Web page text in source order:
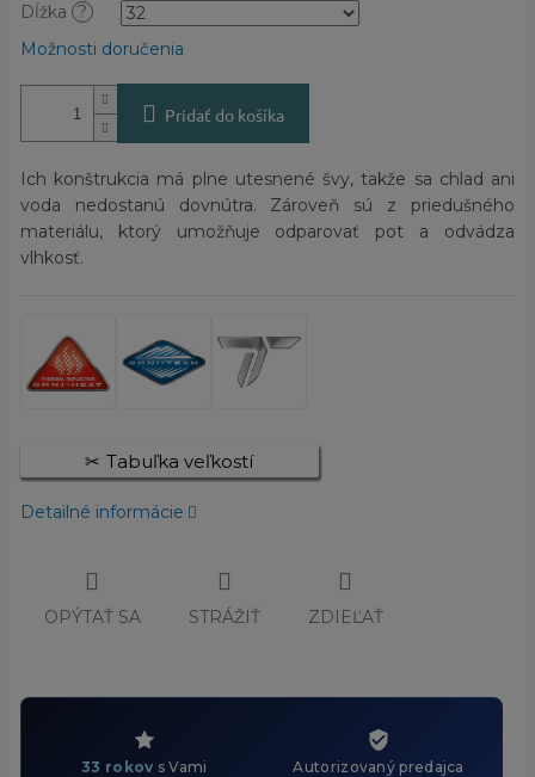
Dĺžka ?
Možnosti doručenia
Pridať do košíka
Ich konštrukcia má plne utesnené švy, takže sa chlad ani
voda nedostanú dovnútra. Zároveň sú z priedušného
materiálu, ktorý umožňuje odparovať pot a odvádza
vlhkosť.
Tabuľka veľkostí
Detailné informácie
OPÝTAŤ SA STRÁŽIŤ ZDIEĽAŤ
33 rokov s Vami Autorizovaný predajca